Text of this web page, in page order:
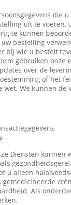
die
uit te voeren,
te kunnen
bestelling
bij wie u bestelt
gebruiken
over de
of het
wet. We kunnen
Diensten kunnen
u alleen
gemedicineerde
Als